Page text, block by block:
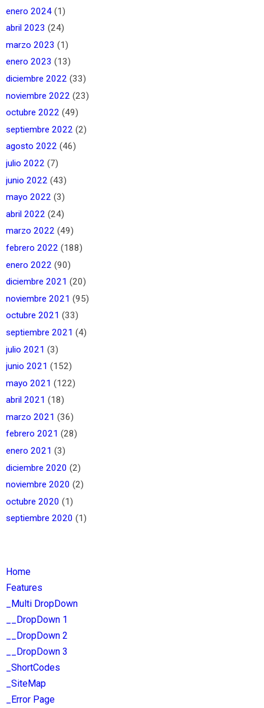
enero 2024 (1)
abril 2023 (24)
marzo 2023 (1)
enero 2023 (13)
diciembre 2022 (33)
noviembre 2022 (23)
octubre 2022 (49)
septiembre 2022 (2)
agosto 2022 (46)
julio 2022 (7)
junio 2022 (43)
mayo 2022 (3)
abril 2022 (24)
marzo 2022 (49)
febrero 2022 (188)
enero 2022 (90)
diciembre 2021 (20)
noviembre 2021 (95)
octubre 2021 (33)
septiembre 2021 (4)
julio 2021 (3)
junio 2021 (152)
mayo 2021 (122)
abril 2021 (18)
marzo 2021 (36)
febrero 2021 (28)
enero 2021 (3)
diciembre 2020 (2)
noviembre 2020 (2)
octubre 2020 (1)
septiembre 2020 (1)
Home
Features
_Multi DropDown
__DropDown 1
__DropDown 2
__DropDown 3
_ShortCodes
_SiteMap
_Error Page